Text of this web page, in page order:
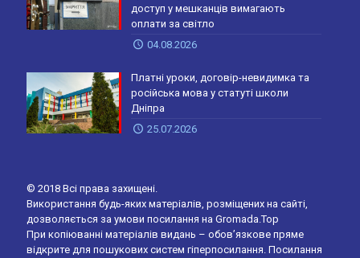
доступ у мешканців вимагають
оплати за світло
04.08.2026
Платні уроки, договір-невидимка та
російська мова у статуті школи
Дніпра
25.07.2026
© 2018 Всі права захищені.
Використання будь-яких матеріалів, розміщених на сайті,
дозволяється за умови посилання на Gromada.Top
При копіюванні матеріалів видань – обов’язкове пряме
відкрите для пошукових систем гіперпосилання. Посилання